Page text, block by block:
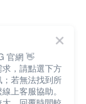
官網 👋
，請點選下方
若無法找到所
上客服協助。